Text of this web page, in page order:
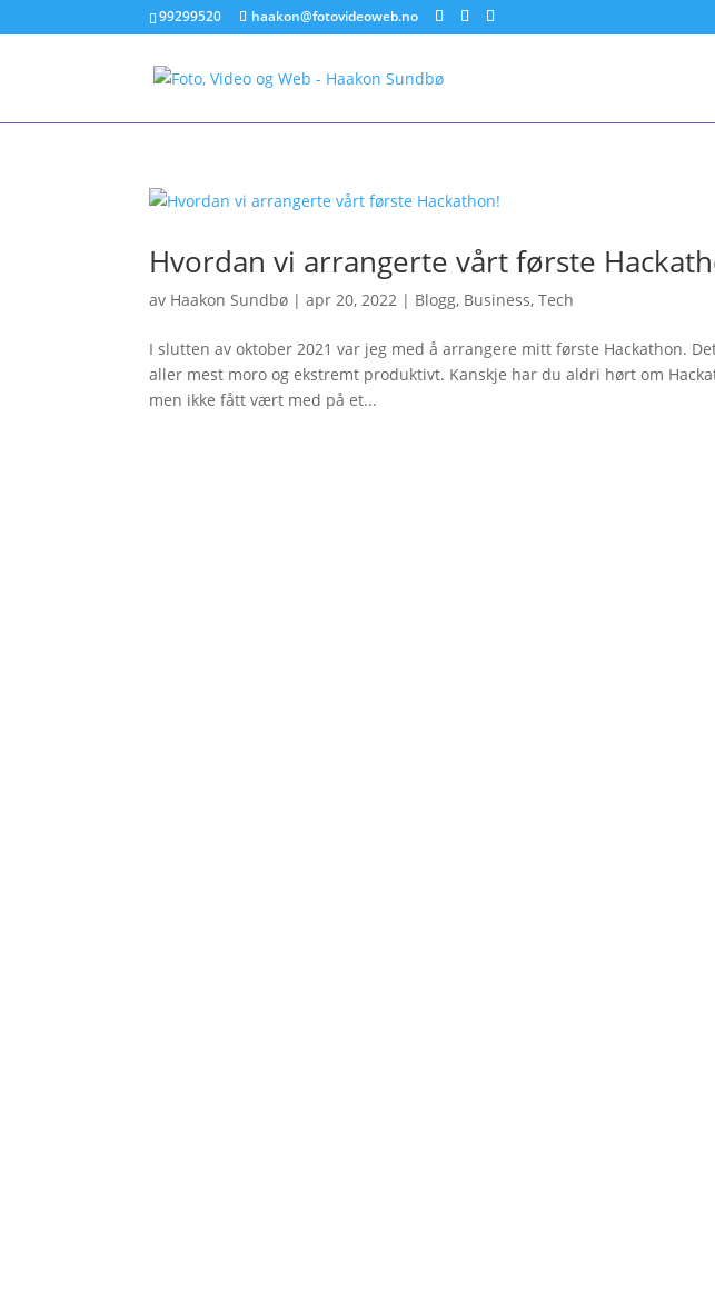
99299520 haakon@fotovideoweb.no
Hvordan vi arrangerte vårt første
av Haakon Sundbø |apr 20, 2022 | Blogg, Business,Tech
I slutten av oktober 2021 var jeg med å arrangere mitt første Hackathon.
aller mest moro og ekstremt produktivt. Kanskje har du aldri hørt om
men ikke fått vært med på et...